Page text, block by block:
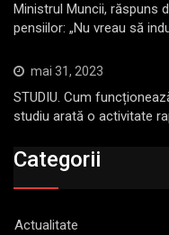
Ministrul Muncii, răspuns
pensiilor: „Nu vreau să
mai 31, 2023
STUDIU. Cum
studiu arată o activitate
Categorii
Actualitate